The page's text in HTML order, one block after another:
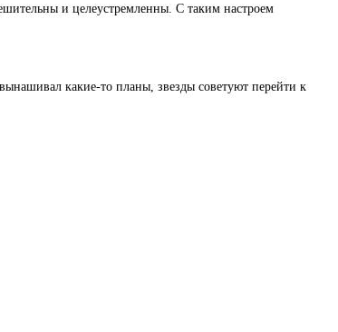
и целеустремленны. С таким настроем
какие-то планы, звезды советуют перейти к